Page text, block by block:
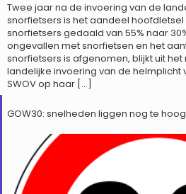
Twee jaar na de invoering van de
snorfietsers is het aandeel
snorfietsers gedaald van 55% naar
ongevallen met snorfietsen en het
snorfietsers is afgenomen, blijkt uit
landelijke invoering van de helmplicht
SWOV op haar […]
GOW30: snelheden liggen nog te hoog